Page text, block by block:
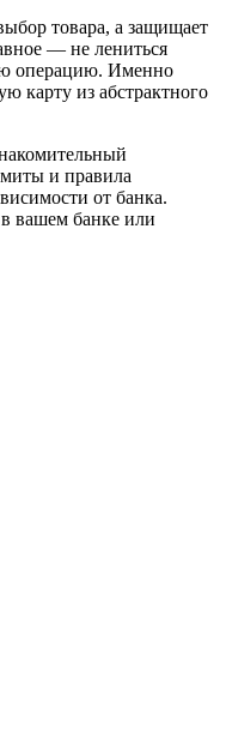
товара, а защищает
— не лениться
операцию. Именно
карту из абстрактного
и правила
от банка.
вашем банке или